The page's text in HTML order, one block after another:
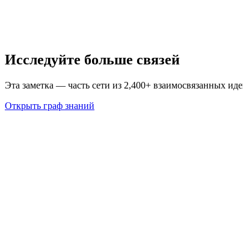
Исследуйте больше связей
Эта заметка — часть сети из 2,400+ взаимосвязанных
Открыть граф знаний